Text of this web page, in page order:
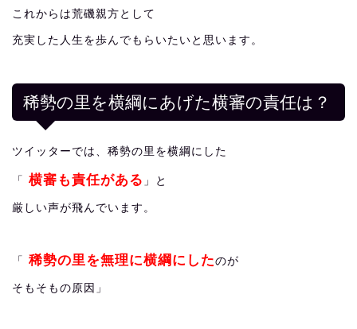
これからは荒磯親方として
充実した人生を歩んでもらいたいと思います。
稀勢の里を横綱にあげた横審の責任は？
ツイッターでは、稀勢の里を横綱にした
「 横審も責任がある 」と
厳しい声が飛んでいます。
「 稀勢の里を無理に横綱にしたのが
そもそもの原因」